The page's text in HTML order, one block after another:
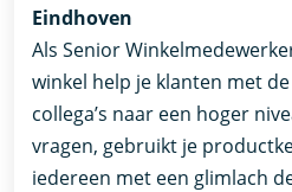
Eindhoven
Als Senior
winkel help je klanten met
collega’s naar een hoger
vragen, gebruikt je
iedereen met een glimlach